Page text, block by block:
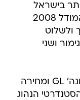
בישראל
בשנתיים האחרונות ולקראת שנת המודל 2008
ולשלוט
ושני
רמת הגימור הבסיסית תיקרא 'אריזונה' GL ומחירה
הסטנדרטי הנהוג